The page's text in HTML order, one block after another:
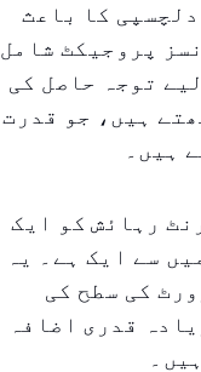
کا باعث
پروجیکٹ شامل
توجہ حاصل کی
ہیں، جو قدرت
ہیں۔
رہائش کو ایک
سے ایک ہے۔ یہ
کی سطح کی
قدری اضافہ